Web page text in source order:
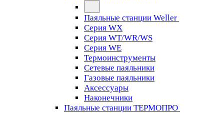
Паяльные станции Weller
Серия WX
Серия WT/WR/WS
Серия WE
Термоинструменты
Сетевые паяльники
Газовые паяльники
Аксессуары
Наконечники
Паяльные станции ТЕРМОПРО